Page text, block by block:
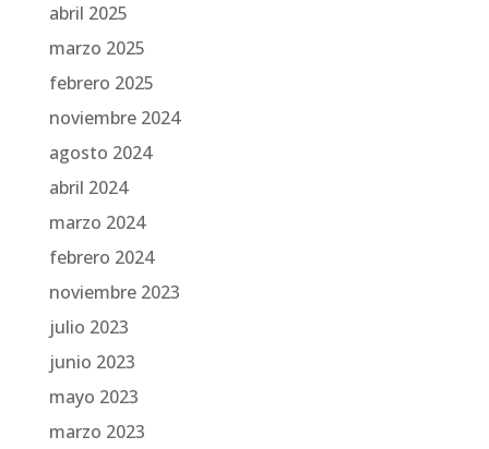
abril 2025
marzo 2025
febrero 2025
noviembre 2024
agosto 2024
abril 2024
marzo 2024
febrero 2024
noviembre 2023
julio 2023
junio 2023
mayo 2023
marzo 2023